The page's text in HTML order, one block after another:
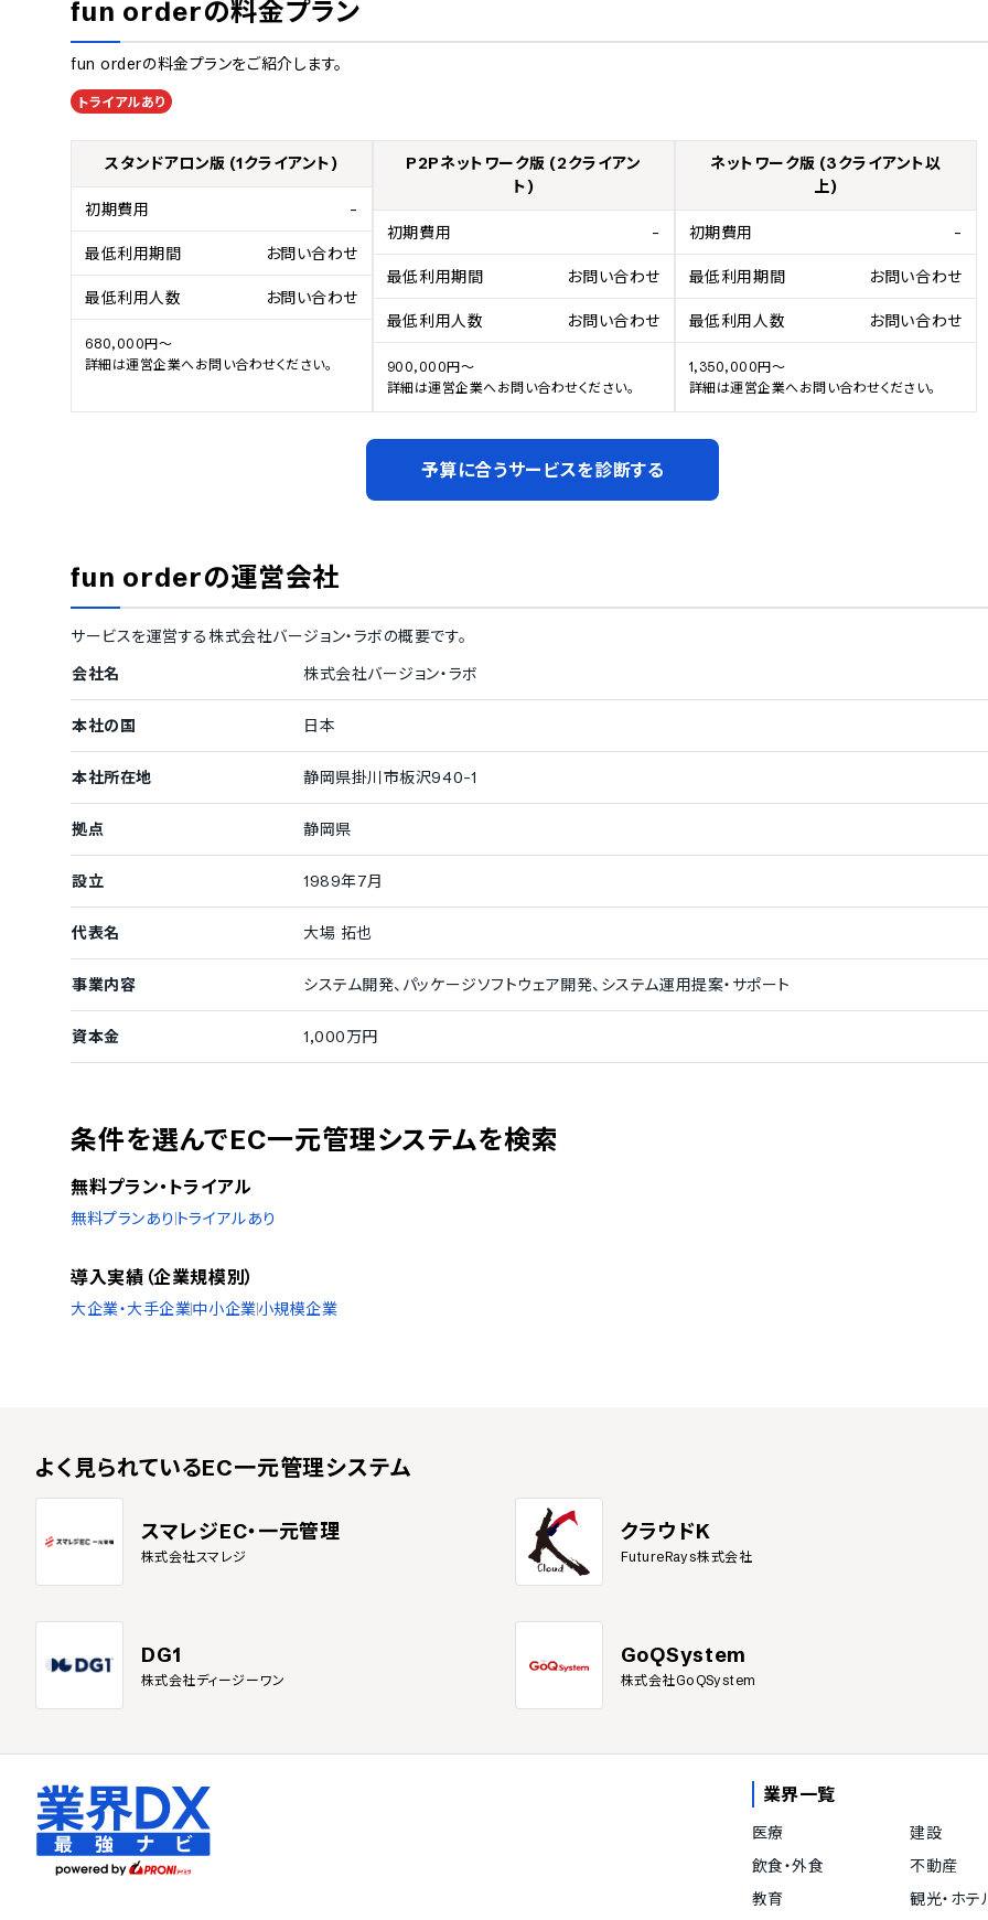
fun orderの料金プラン
fun orderの料金プランをご紹介します。
トライアルあり
スタンドアロン版 (1クライアント)
初期費用 -
最低利用期間 お問い合わせ
最低利用人数 お問い合わせ
680,000円～
詳細は運営企業へお問い合わせください。
P2Pネットワーク版 (2クライアン
ト)
初期費用 -
最低利用期間 お問い合わせ
最低利用人数 お問い合わせ
900,000円～
詳細は運営企業へお問い合わせください。
ネットワーク版 (3クライアント以
上)
初期費用 -
最低利用期間 お問い合わせ
最低利用人数 お問い合わせ
1,350,000円～
詳細は運営企業へお問い合わせください。
予算に合うサービスを診断する
fun orderの運営会社
サービスを運営する株式会社バージョン・ラボの概要です。
会社名
株式会社バージョン・ラボ
本社の国 日本
本社所在地 静岡県掛川市板沢940-1
拠点 静岡県
設立 1989年7月
代表名 大場 拓也
事業内容 システム開発、パッケージソフトウェア開発、システム運用提案・サポート
資本金 1,000万円
条件を選んでEC一元管理システムを検索
無料プラン・トライアル
無料プランあり トライアルあり
導入実績（企業規模別）
大企業・大手企業中小企業小規模企業
よく見られているEC一元管理システム
スマレジEC・一元管理
株式会社スマレジ
クラウドK
FutureRays株式会社
DG1
株式会社ディージーワン
GoQSystem
株式会社GoQSystem
業界一覧
医療
建設
飲食・外食
不動産
教育
観光・ホテ